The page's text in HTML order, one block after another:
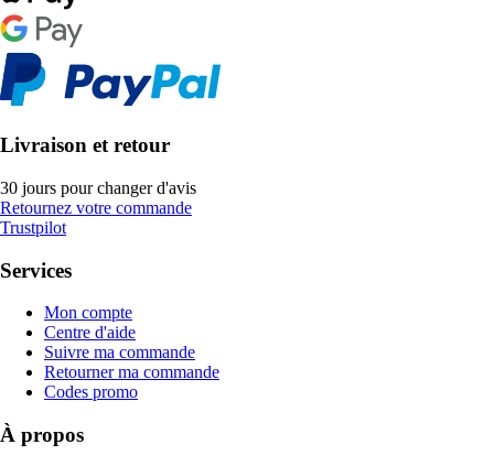
Livraison et retour
30 jours pour changer d'avis
Retournez votre commande
Trustpilot
Services
Mon compte
Centre d'aide
Suivre ma commande
Retourner ma commande
Codes promo
À propos